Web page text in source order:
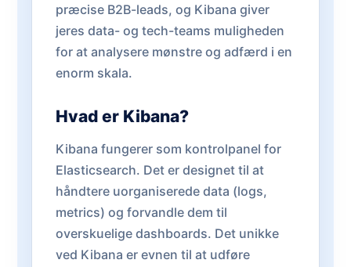
præcise B2B-leads, og Kibana giver
jeres data- og tech-teams muligheden
for at analysere mønstre og adfærd i en
enorm skala.
Hvad er Kibana?
Kibana fungerer som kontrolpanel for
Elasticsearch. Det er designet til at
håndtere uorganiserede data (logs,
metrics) og forvandle dem til
overskuelige dashboards. Det unikke
ved Kibana er evnen til at udføre